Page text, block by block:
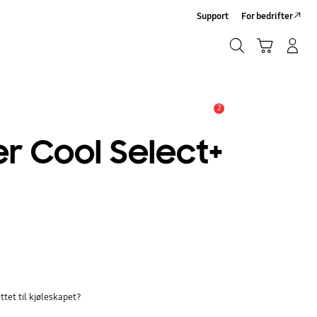
Support For bedrifter
2
Cool Select+
til kjøleskapet?